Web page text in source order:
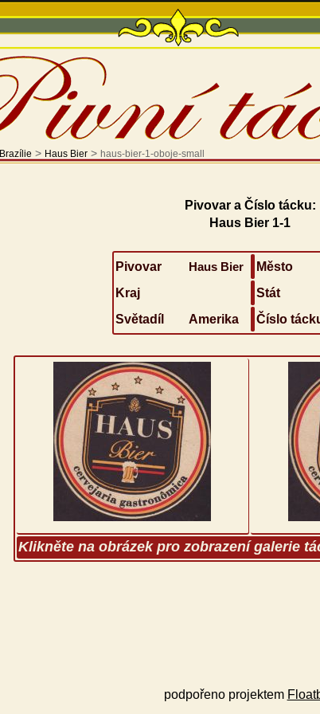
Brazílie > Haus Bier> haus-bier-1-oboje-small
Pivovar a Číslo tácku:
Haus Bier 1-1
Pivovar Haus Bier Město
Kraj
Stát
Světadíl
Amerika Číslo
Klikněte na obrázek pro zobrazení galerie
podpořeno projektem